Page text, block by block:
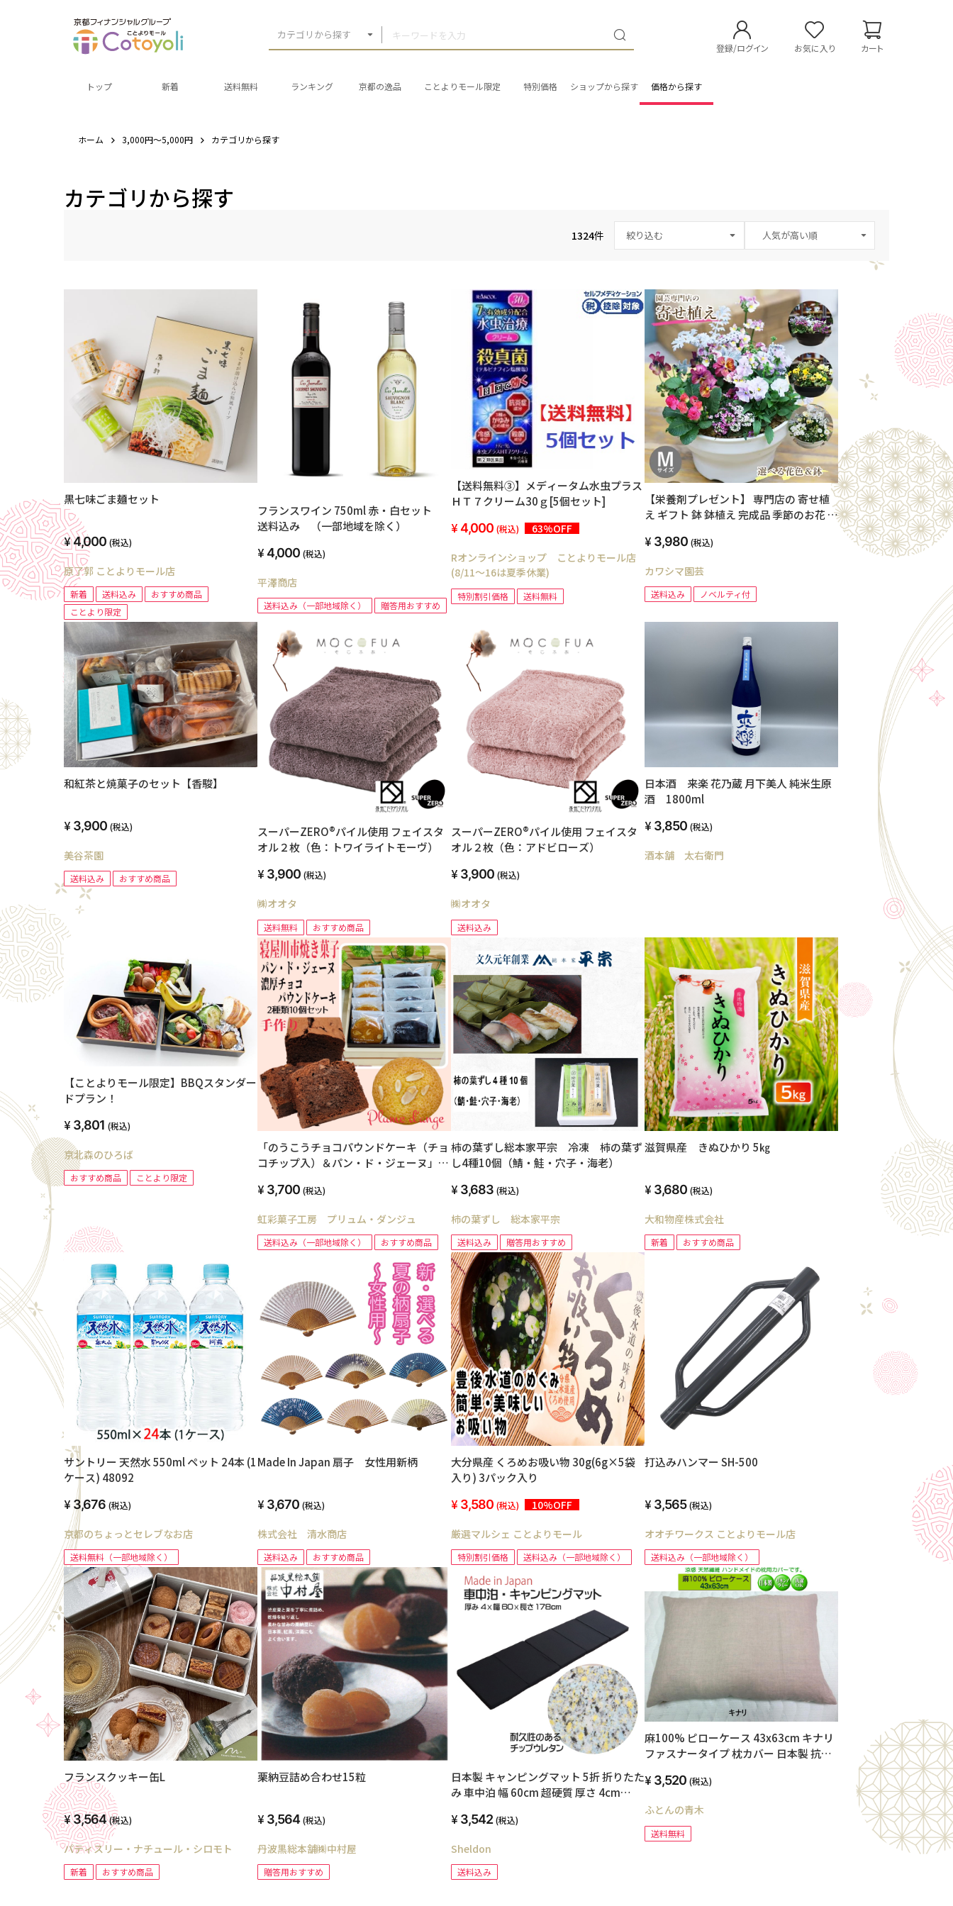
カテゴリから探す
登録/ログイン お気に入り カート
トップ 新着 送料無料 ランキング 京都の逸品 ことよりモール限定 特別価格 ショップから探す 価格から探す
ホーム 3,000円～5,000円 カテゴリから探す
カテゴリから探す
1324件 絞り込む
黒七味ごま麺セット
4,000 (税込)
原了郭 ことよりモール店
新着 送料込み
おすすめ商品
ことより限定
フランスワイン 750ml 赤・白セット
送料込み （一部地域を除く）
4,000 (税込)
平澤商店
送料込み（一部地域除く） 贈答用おすすめ
【送料無料③】メディータム水虫プラス
ＨＴ７クリーム30ｇ[5個セット]
4,000 (税込) 63%OFF
Rオンラインショップ ことよりモール店
(8/11～16は夏季休業)
特別割引価格 送料無料
【栄養剤プレゼント】 専門店の 寄せ植
え ギフト 鉢 鉢植え 完成品 季節のお花 セ
贈り物 玄関先 ベランダ 店舗前 お手頃 お
苗 パンジー ビオラ 春の花 冬の花 メッセ
ージカード ガーデニング
3,980 (税込)
カワシマ園芸
送料込み ノベルティ付
和紅茶と焼菓子のセット【香駿】
3,900 (税込)
美谷茶園
送料込み おすすめ商品
スーパーZERO®パイル使用 フェイスタ
オル２枚（色：トワイライトモーヴ）
3,900 (税込)
㈱オオタ
送料無料 おすすめ商品
スーパーZERO®パイル使用 フェイスタ
オル２枚（色：アドビローズ）
3,900 (税込)
㈱オオタ
送料込み
日本酒 来楽 花乃蔵 月下美人 純米生原
酒 1800ml
3,850 (税込)
酒本舗 太右衛門
【ことよりモール限定】BBQスタンダー
ドプラン！
3,801 (税込)
京北森のひろば
おすすめ商品 ことより限定
「のうこうチョコパウンドケーキ（チョ
コチップ入）＆パン・ド・ジェーヌ」詰
海道、沖縄を除く）
3,700 (税込)
虹彩菓子工房 プリュム・ダンジュ
送料込み（一部地域除く） おすすめ商品
柿の葉ずし総本家平宗 冷凍 柿の葉ず
し4種10個（鯖・鮭・穴子・海老）
3,683 (税込)
柿の葉ずし 総本家平宗
送料込み 贈答用おすすめ
滋賀県産 きぬひかり 5㎏
3,680 (税込)
大和物産株式会社
新着 おすすめ商品
サントリー 天然水 550ml ペット 24本 (1
ケース) 48092
3,676 (税込)
京都のちょっとセレブなお店
送料無料（一部地域除く）
Made In Japan 扇子 女性用新柄
3,670 (税込)
株式会社 清水商店
送料込み おすすめ商品
大分県産 くろめお吸い物 30g(6g×5袋
入り) 3パック入り
3,580 (税込) 10%OFF
厳選マルシェ ことよりモール
特別割引価格 送料込み（一部地域除く）
打込みハンマー SH-500
3,565 (税込)
オオチワークス ことよりモール店
送料込み（一部地域除く）
フランスクッキー缶L
3,564(税込)
パティスリー・ナチュール・シロモト
新着 おすすめ商品
栗納豆詰め合わせ15粒
3,564 (税込)
丹波黒総本舗㈱中村屋
贈答用おすすめ
日本製 キャンピングマット 5折 折りたた
み 車中泊 幅 60cm 超硬質 厚さ 4cm
タン アウトドア キャンプ コンパクト 洗
ック用 敷布団 車 トラック 布団 防災 腰痛
腰らく チップ マット
3,542 (税込)
Sheldon
送料込み
麻100% ピローケース 43x63cm キナリ
ファスナータイプ 枕カバー 日本製 抗
ネン/ラミー 夏におすすめ linen 小さい
ド ネコポス送料無料
3,520 (税込)
ふとんの青木
送料無料